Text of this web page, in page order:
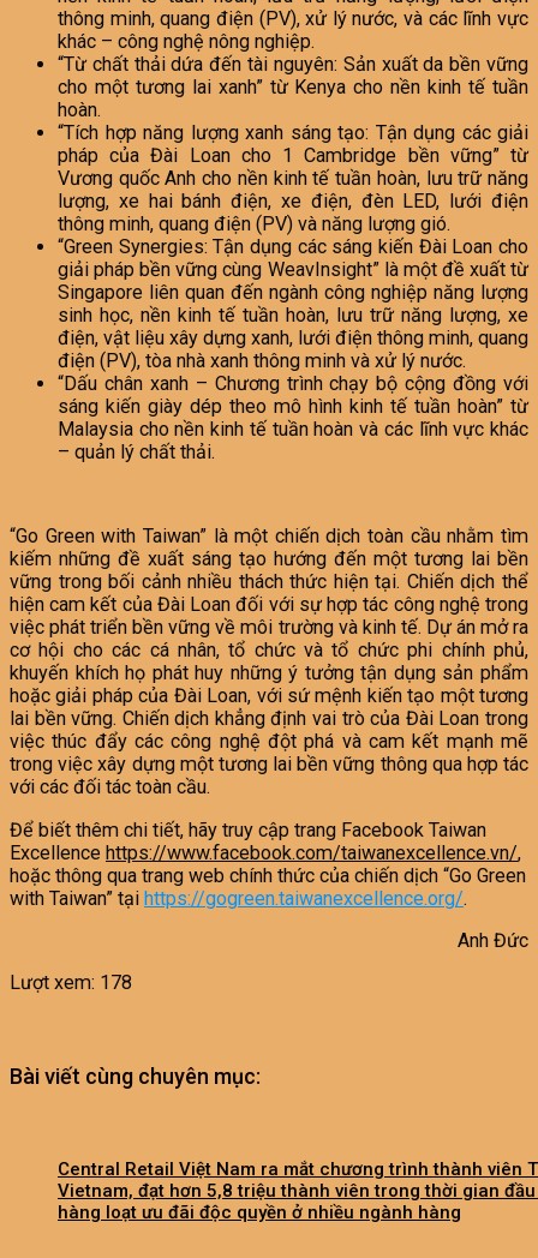
thông minh, quang điện (PV), xử lý nước, và các lĩnh vực
khác – công nghệ nông nghiệp.
“Từ chất thải dứa đến tài nguyên: Sản xuất da bền vững
cho một tương lai xanh” từ Kenya cho nền kinh tế tuần
hoàn.
“Tích hợp năng lượng xanh sáng tạo: Tận dụng các giải
pháp của Đài Loan cho 1 Cambridge bền vững” từ
Vương quốc Anh cho nền kinh tế tuần hoàn, lưu trữ năng
lượng, xe hai bánh điện, xe điện, đèn LED, lưới điện
thông minh, quang điện (PV) và năng lượng gió.
“Green Synergies: Tận dụng các sáng kiến Đài Loan cho
giải pháp bền vững cùng WeavInsight” là một đề xuất từ
Singapore liên quan đến ngành công nghiệp năng lượng
sinh học, nền kinh tế tuần hoàn, lưu trữ năng lượng, xe
điện, vật liệu xây dựng xanh, lưới điện thông minh, quang
điện (PV), tòa nhà xanh thông minh và xử lý nước.
“Dấu chân xanh – Chương trình chạy bộ cộng đồng với
sáng kiến giày dép theo mô hình kinh tế tuần hoàn” từ
Malaysia cho nền kinh tế tuần hoàn và các lĩnh vực khác
– quản lý chất thải.
“Go Green with Taiwan” là một chiến dịch toàn cầu nhằm tìm
kiếm những đề xuất sáng tạo hướng đến một tương lai bền
vững trong bối cảnh nhiều thách thức hiện tại. Chiến dịch thể
hiện cam kết của Đài Loan đối với sự hợp tác công nghệ trong
việc phát triển bền vững về môi trường và kinh tế. Dự án mở ra
cơ hội cho các cá nhân, tổ chức và tổ chức phi chính phủ,
khuyến khích họ phát huy những ý tưởng tận dụng sản phẩm
hoặc giải pháp của Đài Loan, với sứ mệnh kiến tạo một tương
lai bền vững. Chiến dịch khẳng định vai trò của Đài Loan trong
việc thúc đẩy các công nghệ đột phá và cam kết mạnh mẽ
trong việc xây dựng một tương lai bền vững thông qua hợp tác
với các đối tác toàn cầu.
Để biết thêm chi tiết, hãy truy cập trang Facebook Taiwan
Excellence https://www.facebook.com/taiwanexcellence.vn/,
hoặc thông qua trang web chính thức của chiến dịch “Go Green
with Taiwan” tại https://gogreen.taiwanexcellence.org/.
Anh Đức
Lượt xem: 178
Bài viết cùng chuyên mục:
Central Retail Việt Nam ra mắt chương trình thành viên
Vietnam, đạt hơn 5,8 triệu thành viên trong thời gian
hàng loạt ưu đãi độc quyền ở nhiều ngành hàng